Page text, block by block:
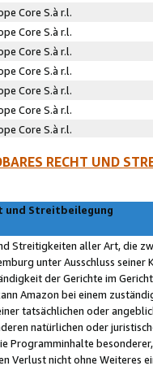
Core S.à r.l.
Core S.à r.l.
Core S.à r.l.
Core S.à r.l.
Core S.à r.l.
Core S.à r.l.
Core S.à r.l.
RECHT UND
und Streitbeilegung
Streitigkeiten aller Art, die
unter Ausschluss
der Gerichte im
Amazon bei einem
tatsächlichen oder
natürlichen oder
Programminhalte
Verlust nicht ohne Weiteres